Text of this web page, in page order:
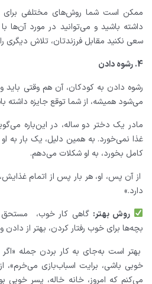
ممکن است شما روش‌های مختلفی برای
داشته باشید و می‌توانید در مورد آن‌ها
سعی نکنید مقابل فرزندتان، تلاش دیگری
4. رشوه دادن
رشوه دادن به کودکان، آن هم وقتی باید
می‌شود همیشه، از شما توقع جایزه داشته
مادر یک دختر دو ساله، در این‌باره
غذا نمی‌خورد. به همین دلیل، یک بار به
کامل بخورد، به او شکلات می‌دهم.
از آن پس، او، هر بار پس از اتمام
دارد.»
روش بهتر: گاهی کار خوب، مستحق
بچه‌ها برای خوب رفتار کردن، بهتر از
بهتر است به‌جای به کار بردن جمله «اگر
خوبی باشی، برایت اسباب‌بازی می‌خرم»،
می‌کنم که امروز، خانه خاله، پسر